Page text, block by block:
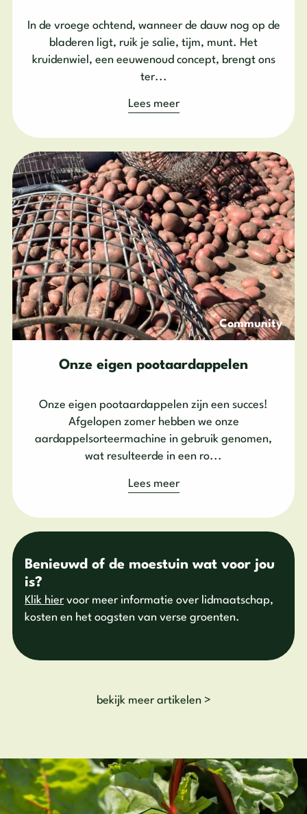
In de vroege ochtend, wanneer de dauw nog op de
bladeren ligt, ruik je salie, tijm, munt. Het
kruidenwiel, een eeuwenoud concept, brengt ons
ter...
Lees meer
Community
Onze eigen pootaardappelen
Onze eigen pootaardappelen zijn een succes!
Afgelopen zomer hebben we onze
aardappelsorteermachine in gebruik genomen,
wat resulteerde in een ro...
Lees meer
Benieuwd of de moestuin wat voor jou
is?
Klik hier voor meer informatie over lidmaatschap,
kosten en het oogsten van verse groenten.
bekijk meer artikelen >